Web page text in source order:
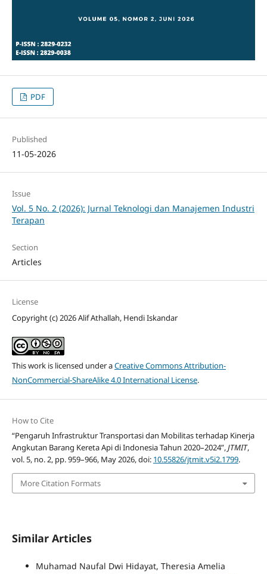
PDF
Published
11-05-2026
Issue
Vol. 5 No. 2 (2026): Jurnal Teknologi dan Manajemen Industri
Terapan
Section
Articles
License
Copyright (c) 2026 Alif Athallah, Hendi Iskandar
This work is licensed under aCreative Commons Attribution-
NonCommercial-ShareAlike 4.0 International License.
How to Cite
“Pengaruh Infrastruktur Transportasi dan Mobilitas terhadap Kinerja
Angkutan Barang Kereta Api di Indonesia Tahun 2020–2024”,JTMIT,
vol. 5, no. 2, pp. 959–966, May 2026, doi: 10.55826/jtmit.v5i2.1799.
More Citation Formats
Similar Articles
Muhamad Naufal Dwi Hidayat, Theresia Amelia